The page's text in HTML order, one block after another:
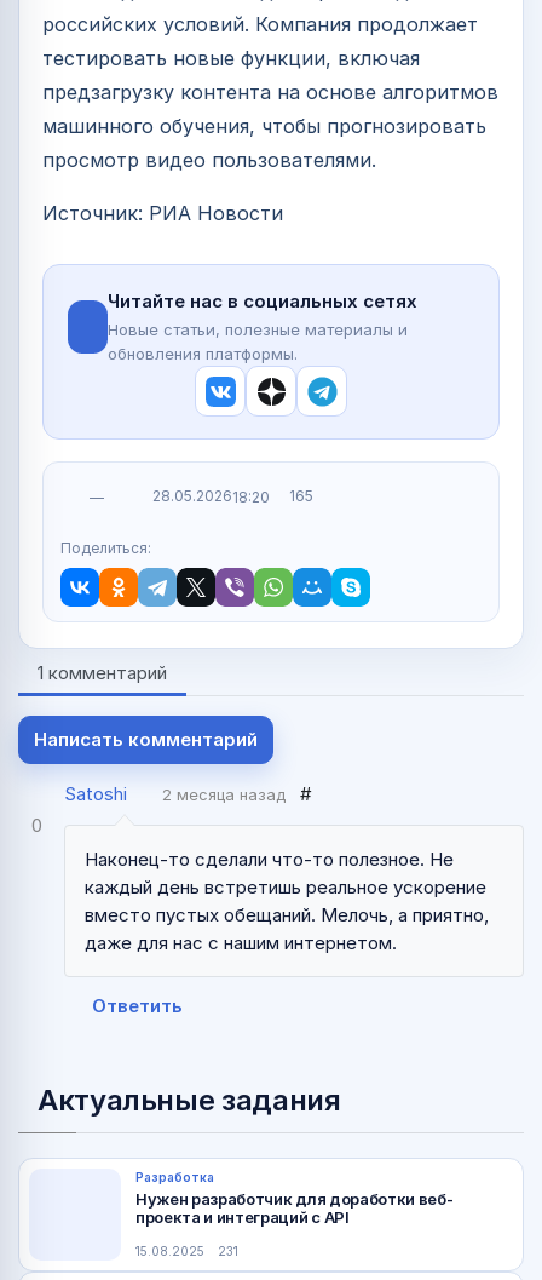
российских условий. Компания продолжает
тестировать новые функции, включая
предзагрузку контента на основе алгоритмов
машинного обучения, чтобы прогнозировать
просмотр видео пользователями.
Источник: РИА Новости
Читайте нас в социальных сетях
Новые статьи, полезные материалы и
обновления платформы.
— 28.05.202618:20 165
Поделиться:
1 комментарий
Написать комментарий
0
Satoshi 2 месяца назад #
Наконец-то сделали что-то полезное. Не
каждый день встретишь реальное ускорение
вместо пустых обещаний. Мелочь, а приятно,
даже для нас с нашим интернетом.
Ответить
Актуальные задания
Разработка
Нужен разработчик для доработки веб-
проекта и интеграций с API
15.08.2025 231